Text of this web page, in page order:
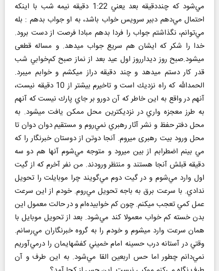
مي‌شود كه چنددقيقه بعد يعني 1:22 دقيقه نيمه شب با اينكه
احتمال مي‌دهم دبير سرويس خواب باشد، به او جواب بدهم : بله
مي‌توانم، نگذاشتم جواب را فردا بدهم مبادا فرصت از دست برود.
خدا را شكر كه ايشان هم سريع جواب ميدهد. و مساله قطعی
میشود.صبح روز ديدارروز اول عید بعد از نماز صبح كم‌خوابي شب
قدر كار دستم ميدهد و چند دقيقه دراز ميكشم و خوابم ميبرد.
الحمدالله كه راه نزديك است و تاخيرم بيشتر از 10 دقيقه نيست،
آنهم در واقع به اين خاطر كه آن دورو بر جاي پارك نيست كه آنهم
به طرز معجزه واري در نزديكترين محل ممكن يافت ميشود. به
محل دفتر حفظ و نشر آثار رهبري نمي‌روم و مستقيم دوان دوان تا
محل ورود بیت رهبری ميروم. آنجا دوتن از دوستان خبرنگار را كه
مي بينم اضطرابم از بين ميرود و متوجه مي‌شوم آنها هم دو سه
دقيقه قبلش آنجا هستند و منتظر ورودند. من نفر آخرم كه از گيت
اول وارد مي‌شوم و در گيت دوم مي‌گويند چرا موبايلت را تحويل
ندادي. با سرعت برق به باجه تحويل مي‌روم. خودم از اين سرعت
عمل كمي تعجب ميكنم. چون كم خوابيده‌ام و در حالت معمول اين
بدن خسته كم خواب معمولا كند مي‌شود. بعد از تحويل موبايل با
همان سرعت وارد ميشوم و خودم را به گروه خبرنگاران مي‌رسانم.
وقتي در آستانه درب حسينه امام خميني كفشهايمان را درمي‌آوريم
نمي‌دانم چطور اما حس اربعين القا مي‌شود. به اين طرف و آن